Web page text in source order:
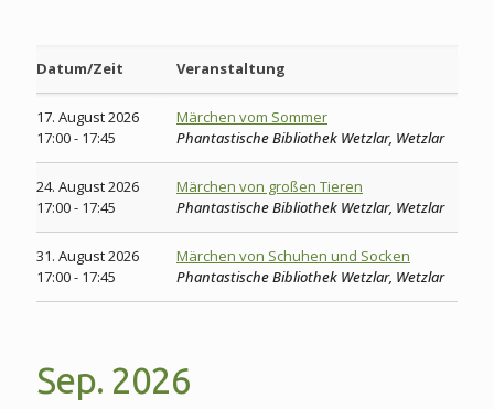
Datum/Zeit Veranstaltung
17. August 2026
17:00 - 17:45
Märchen vom Sommer
Phantastische Bibliothek Wetzlar, Wetzlar
24. August 2026
17:00 - 17:45
Märchen von großen Tieren
Phantastische Bibliothek Wetzlar, Wetzlar
31. August 2026
17:00 - 17:45
Märchen von Schuhen und Socken
Phantastische Bibliothek Wetzlar, Wetzlar
Sep. 2026